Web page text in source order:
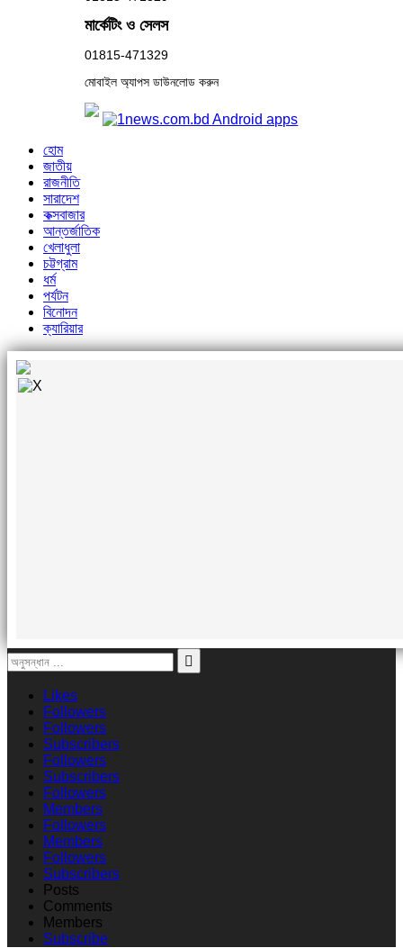
মার্কেটিং ও সেলস
01815-471329
মোবাইল অ্যাপস ডাউনলোড করুন
হোম
জাতীয়
রাজনীতি
সারাদেশ
কক্সবাজার
আন্তর্জাতিক
খেলাধুলা
চট্টগ্রাম
ধর্ম
পর্যটন
বিনোদন
ক্যারিয়ার
Likes
Followers
Followers
Subscribers
Followers
Subscribers
Followers
Members
Followers
Members
Followers
Subscribers
Posts
Comments
Members
Subscribe